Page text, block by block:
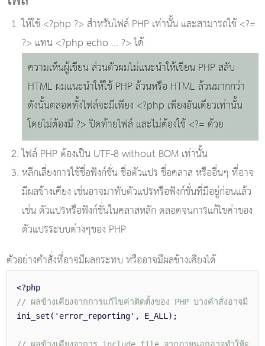
ให้ใช้ <?php ?> สำหรับไฟล์ PHP เท่านั้น และสามารถใช้ <?=
?> แทน <?php echo ... ?> ได้
ความเห็นผู้เขียน ส่วนตัวผมไม่แนะนำให้เขียน PHP สลับ
HTML ผมแนะนำให้ใช้ PHP ล้วนหรือ HTML ล้วนมากกว่า
ดังนั้นตลอดทั้งไฟล์จะมีเพียง <?php เพียงอันเดียวเท่านั้น
โดยไม่ต้องมี ?> ปิดท้ายไฟล์ และไม่ต้องใช้ <?= ด้วย
ไฟล์ PHP ต้องเป็น UTF-8 without BOM เท่านั้น
หลีกเลี่ยงการใช้ชื่อฟังก์ชั่น ชื่อตัวแปร ชื่อคลาส หรืออื่นๆ ที่อาจ
มีผลข้างเคียง เช่นอาจมาทับตัวแปรหรือฟังก์ชั่นที่มีอยู่ก่อนแล้ว
เช่น ตัวแปรหรือฟังก์ชั่นในคลาสหลัก ตลอดจนการแก้ไขค่าของ
ตัวแปรระบบต่างๆของ PHP
ตัวอย่างคำสั่งที่อาจมีผลกระทบ หรืออาจมีผลข้างเคียงได้
<?php
// ผลข้างเคียงจากการแก้ไขค่าติดตั้งของ PHP บางคำสั่งอาจมีผล
ini_set('error_reporting', E_ALL);
// ผลข้างเคียงจาการ include file จากภายนอกอาจทำให้ค่าตั